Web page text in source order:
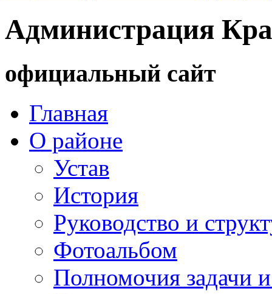
Администрация
официальный сайт
Главная
О районе
Устав
История
Руководство и
Фотоальбом
Полномочия задачи